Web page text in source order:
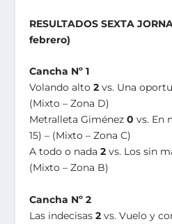
RESULTADOS SEXTA
febrero)
Cancha Nº 1
Volando alto2 vs. Una
(Mixto – Zona D)
Metralleta Giménez0 vs. En
15) – (Mixto – Zona C)
A todo o nada2 vs. Los sin
(Mixto – Zona B)
Cancha Nº 2
Las indecisas2 vs. Vuelo y